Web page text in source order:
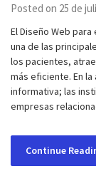
Posted on 25 de
El Diseño Web
una de las
los pacientes,
más eficiente. En
informativa; las
empresas
Continue